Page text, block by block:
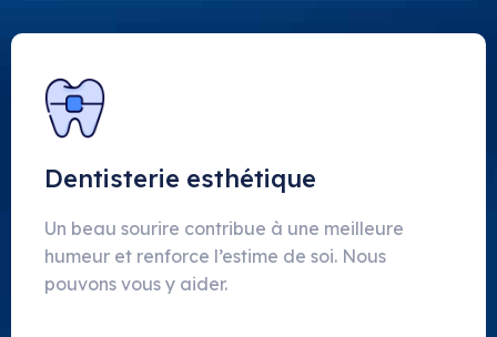
Dentisterie esthétique
Un beau sourire contribue à une meilleure
humeur et renforce l’estime de soi. Nous
pouvons vous y aider.